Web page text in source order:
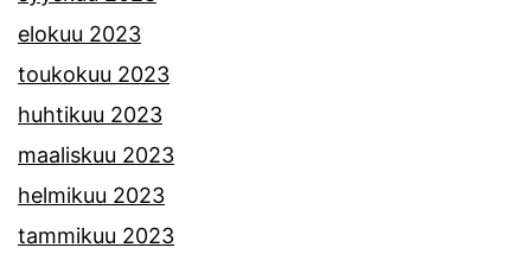
elokuu 2023
toukokuu 2023
huhtikuu 2023
maaliskuu 2023
helmikuu 2023
tammikuu 2023